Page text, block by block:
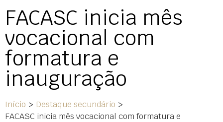
FACASC inicia mês
vocacional com
formatura e
inauguração
Início > Destaque secundário >
FACASC inicia mês vocacional com formatura e